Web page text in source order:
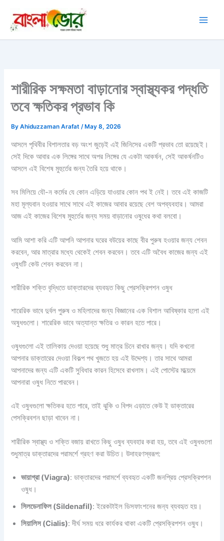
content
শারীরিক সক্ষমতা বাড়ানোর স্বাস্থ্যকর পদ্ধতি
তবে ক্ষতিকর প্রভাব কি
ByAhiduzzaman Arafat/ May 8, 2026
আসলে পৃথিবীর বিশালতার বড় অংশ জুড়েই এই জিনিসের একটি প্রভাব তো রয়েছেই।
সেই দিকে আবার এক লিঙ্গের সাথে অপর লিঙ্গের যে একটা আকর্ষন, সেই আকর্ষনটিও
আসলে এই বিশেষ মুহুর্তের জন্য তৈরি হয়ে থাকে।
সব মিলিয়ে যৌ-ন কর্মের যে কোন এড়িয়ে যাওয়ার কোন পথ ই নেই। তবে এই কাজটি
মহা মূল্যবান হওয়ার সাথে সাথে এই কাজের আবার রয়েছে বেশ অপব্যবহার। আমরা
আজ এই কাজের বিশেষ মুহুর্তের জন্য সময় বাড়ানোর ওষুধের কথা বলবো।
আমি আশা করি এটি আপনি আপনার ঘরের বউয়ের কাছে বীর পুরুষ হওয়ার জন্য শেবন
করবেন, আর মাত্রার মধ্যে থেকেই শেবন করবেন। তবে এটি অবৈধ কাজের জন্য এই
ওষুধটি কেউ শেবন করবেন না।
শারীরিক শক্তি বৃদ্ধিতে ডাক্তারদের ব্যবহৃত কিছু প্রেসক্রিপশন ওষুধ
শারেরিক ভাবে দুর্বল পুরুষ ও মহিলাদের জন্য বিজ্ঞানের এক বিশাল আবিষ্কার হলো এই
অষুধগুলো। শারেরিক ভাবে অত্যান্ত ক্ষতির ও কারন হতে পারে।
ওষুধগুলো এই তালিকায় দেওয়া হয়েছে শুধু মাত্র চিনে রাখার জন্য। যদি কখনো
আপনার ডাক্তারের দেওয়া বিকল্প পথ খুজতে হয় এই উদ্দেশ্য। তার সাথে আমরা
আপনাদের জন্য এটি একটি সুবিধার কারন হিসেবে রাখলাম। এই পোস্টের মাধ্য়মে
আপনারা ওষুধ নিতে পারবেন।
এই ওষুধগুলো ক্ষতিকর হতে পারে, তাই ঝুকি ও বিপদ এড়াতে কেউ ই ডাক্তারের
পেসক্রিবশন ছাড়া খাবেন না।
শারীরিক স্বাস্থ্য ও শক্তি বজায় রাখতে কিছু ওষুধ ব্যবহার করা হয়, তবে এই ওষুধগুলো
শুধুমাত্র ডাক্তারদের পরামর্শে গ্রহণ করা উচিত। উদাহরণস্বরূপ:
ভায়াগ্রা (Viagra): ডাক্তারদের পরামর্শে ব্যবহৃত একটি জনপ্রিয় প্রেসক্রিপশন
ওষুধ।
সিলডেনাফিল (Sildenafil): ইরেকটাইল ডিসফাংশনের জন্য ব্যবহৃত হয়।
সিয়ালিস (Cialis): দীর্ঘ সময় ধরে কার্যকর থাকা একটি প্রেসক্রিপশন ওষুধ।